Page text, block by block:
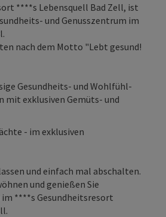
****s Lebensquell Bad Zell, ist
und Genusszentrum im
nach dem Motto "Lebt gesund!
Gesundheits- und Wohlfühl-
mit exklusiven Gemüts- und
- im exklusiven
und einfach mal abschalten.
und genießen Sie
im ****s Gesundheitsresort